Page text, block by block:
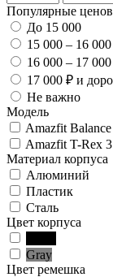
Популярные
До 15 000
15 000 – 16
16 000 – 17
17 000 ₽ и
Не важно
Модель
Amazfit Balance
Amazfit T-Rex 3
Материал корпуса
Алюминий
Пластик
Сталь
Цвет корпуса
Gray
Цвет ремешка